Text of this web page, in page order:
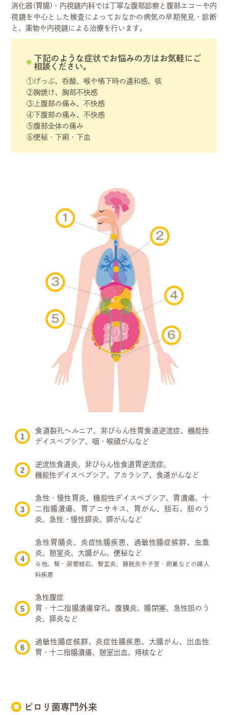
消化器(胃腸)・内視鏡内科では丁寧な腹部診察と腹部エコーや内
視鏡を中心とした検査によっておなかの病気の早期発見・診断
と、薬物や内視鏡による治療を行います。
下記のような症状でお悩みの方はお気軽にご
相談ください。
①げっぷ、呑酸、喉や嚥下時の違和感、咳
②胸焼け、胸部不快感
③上腹部の痛み、不快感
④下腹部の痛み、不快感
⑤腹部全体の痛み
⑥便秘・下痢・下血
食道裂孔ヘルニア、非びらん性胃食道逆流症、 機能性
デイスペプシア、咽・喉頭がんなど
逆流性食道炎、非びらん性食道胃逆流症、
機能性デイスペプシア、アカラシア、食道がんなど
急性・慢性胃炎、機能性デイスペプシア、胃潰瘍、十
二指腸潰瘍、胃アニサキス、胃がん、 胆石、胆のう
炎、急性・慢性膵炎、膵がんなど
急性胃腸炎、炎症性腸疾患、過敏性腸症候群、虫垂
炎、憩室炎、大腸がん、便秘など
※他、腎・尿管結石、腎盂炎、膀胱炎や子宮・卵巣などの婦人
科疾患
急性腹症
胃・十二指腸潰瘍穿孔、腹膜炎、腸閉塞、 急性胆のう
炎、膵炎など
過敏性腸症候群、炎症性腸疾患、大腸がん、 出血性
胃・十二指腸潰瘍、憩室出血、痔核など
ピロリ菌専門外来